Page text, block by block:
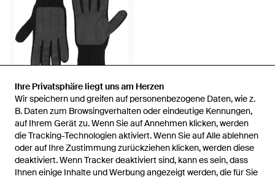
Ihre Privatsphäre liegt uns am Herzen
Wir speichern und greifen auf personenbezogene Daten, wie z.
B. Daten zum Browsingverhalten oder eindeutige Kennungen,
auf Ihrem Gerät zu. Wenn Sie auf Annehmen klicken, werden
die Tracking-Technologien aktiviert. Wenn Sie auf Alle ablehnen
oder auf Ihre Zustimmung zurückziehen klicken, werden diese
deaktiviert. Wenn Tracker deaktiviert sind, kann es sein, dass
Ihnen einige Inhalte und Werbung angezeigt werden, die für Sie
Ihre Privatsphäre liegt uns am Herzen
Wir speichern und greifen auf personenbezogene Daten, wie z.
B. Daten zum Browsingverhalten oder eindeutige Kennungen,
auf Ihrem Gerät zu. Wenn Sie auf Annehmen klicken, werden
die Tracking-Technologien aktiviert. Wenn Sie auf Alle ablehnen
oder auf Ihre Zustimmung zurückziehen klicken, werden diese
deaktiviert. Wenn Tracker deaktiviert sind, kann es sein, dass
Ihnen einige Inhalte und Werbung angezeigt werden, die für Sie
257 €
Tom Ford
Handschuhe - Schwarz
VonYOOX
AUSVERKAUFT